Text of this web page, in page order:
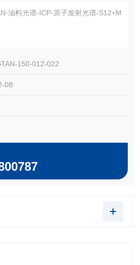
油料光谱-ICP-原子发射光谱-S12+M
12+Mo, 25 ppm
9001和ISO Guide 34标准的高品质
150-012-022
08